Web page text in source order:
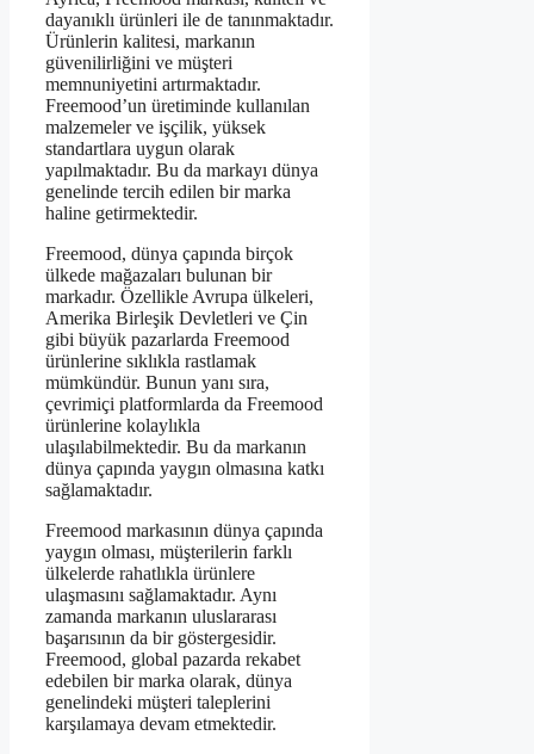
dayanıklı ürünleri ile de tanınmaktadır.
Ürünlerin kalitesi, markanın
güvenilirliğini ve müşteri
memnuniyetini artırmaktadır.
Freemood’un üretiminde kullanılan
malzemeler ve işçilik, yüksek
standartlara uygun olarak
yapılmaktadır. Bu da markayı dünya
genelinde tercih edilen bir marka
haline getirmektedir.
Freemood, dünya çapında birçok
ülkede mağazaları bulunan bir
markadır. Özellikle Avrupa ülkeleri,
Amerika Birleşik Devletleri ve Çin
gibi büyük pazarlarda Freemood
ürünlerine sıklıkla rastlamak
mümkündür. Bunun yanı sıra,
çevrimiçi platformlarda da Freemood
ürünlerine kolaylıkla
ulaşılabilmektedir. Bu da markanın
dünya çapında yaygın olmasına katkı
sağlamaktadır.
Freemood markasının dünya çapında
yaygın olması, müşterilerin farklı
ülkelerde rahatlıkla ürünlere
ulaşmasını sağlamaktadır. Aynı
zamanda markanın uluslararası
başarısının da bir göstergesidir.
Freemood, global pazarda rekabet
edebilen bir marka olarak, dünya
genelindeki müşteri taleplerini
karşılamaya devam etmektedir.